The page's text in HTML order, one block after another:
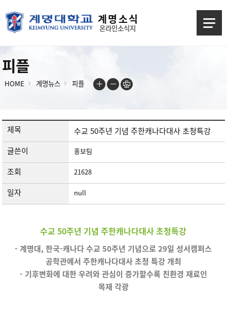
계 명 소 식
온라인소식지
피플
HOME 계명뉴스 피플
제목
수교 50주년 기념 주한캐나다대사 초청특강
글쓴이
홍보팀
조회 21628
일자 null
수교 50주년 기념 주한캐나다대사 초청특강
- 계명대, 한국-캐나다 수교 50주년 기념으로 29일 성서캠퍼스
공학관에서 주한캐나다대사 초청 특강 개최
- 기후변화에 대한 우려와 관심이 증가할수록 친환경 재료인
목재 각광